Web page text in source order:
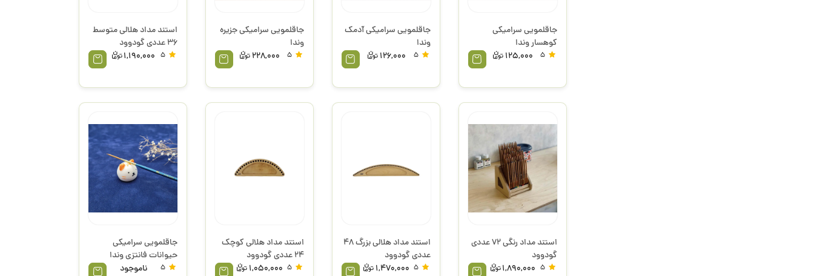
جاقلمویی سرامیکی
کوهسار وندا
5
125,000
جاقلمویی سرامیکی آدمک
وندا
5
126,000
جاقلمویی سرامیکی جزیره
وندا
5
228,000
استند مداد هلالی متوسط
36 عددی گودوود
1,190,000
استند مداد رنگی 72 عددی
گودوود
5
1,890,000
استند مداد هلالی بزرگ 48
عددی گودوود
5
1,470,000
استند مداد هلالی کوچک
24 عددی گودوود
5
1,050,000
جاقلمویی سرامیکی
حیوانات فانتزی وندا
ناموجود